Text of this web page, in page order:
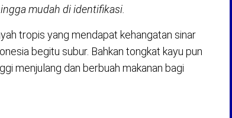
mudah di identifikasi.
tropis yang mendapat kehangatan sinar
begitu subur. Bahkan tongkat kayu pun
menjulang dan berbuah makanan bagi